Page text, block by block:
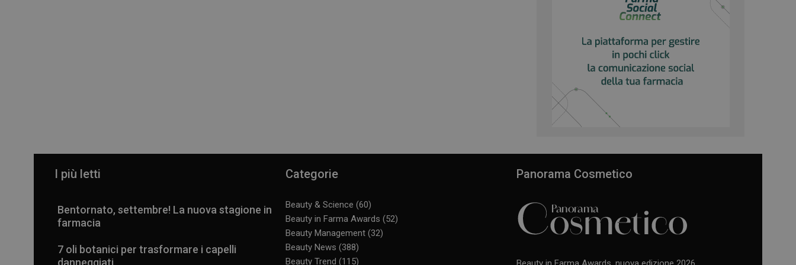
I più letti
Bentornato, settembre! La nuova stagione in
farmacia
7 oli botanici per trasformare i capelli
danneggiati
Categorie
Beauty & Science (60)
Beauty in Farma Awards (52)
Beauty Management(32)
Beauty News (388)
Beauty Trend (115)
Panorama Cosmetico